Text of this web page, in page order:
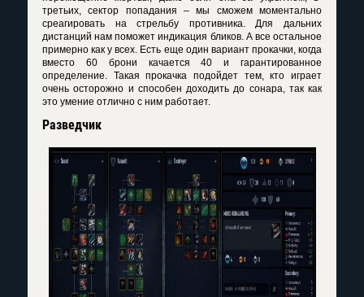
третьих, сектор попадания – мы сможем моментально
среагировать на стрельбу противника. Для дальних
дистанций нам поможет индикация бликов. А все остальное
примерно как у всех. Есть еще один вариант прокачки, когда
вместо 60 брони качается 40 и гарантированное
определение. Такая прокачка подойдет тем, кто играет
очень осторожно и способен доходить до сонара, так как
это умение отлично с ним работает.
Разведчик